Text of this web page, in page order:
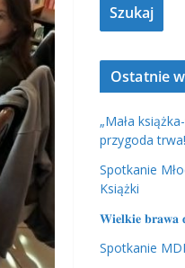
Ostatnie
„Mała
przygoda trwa!
Spotkanie
Książki
𝐖𝐢𝐞𝐥𝐤𝐢𝐞 𝐛𝐫𝐚𝐰𝐚
Spotkanie